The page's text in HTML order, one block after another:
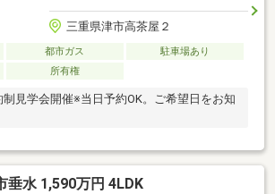
三重県津市高茶屋２
都市ガス
駐車場あり
所有権
見学会開催※当日予約OK。ご希望日をお知
垂水 1,590万円 4LDK